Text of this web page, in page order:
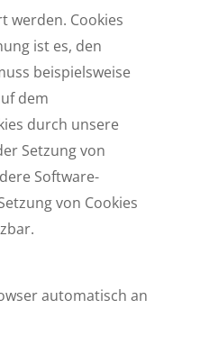
werden. Cookies
ist es, den
beispielsweise
dem
durch unsere
Setzung von
Software­
von Cookies
automatisch an